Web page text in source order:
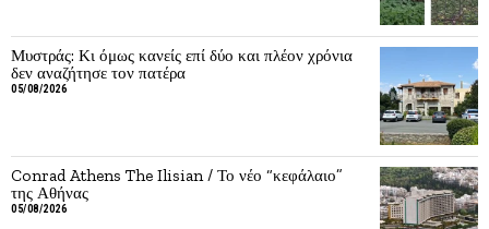
Μυστράς: Κι όμως κανείς επί δύο και πλέον χρόνια
δεν αναζήτησε τον πατέρα
05/08/2026
Conrad Athens The Ilisian / Το νέο “κεφάλαιο”
της Αθήνας
05/08/2026